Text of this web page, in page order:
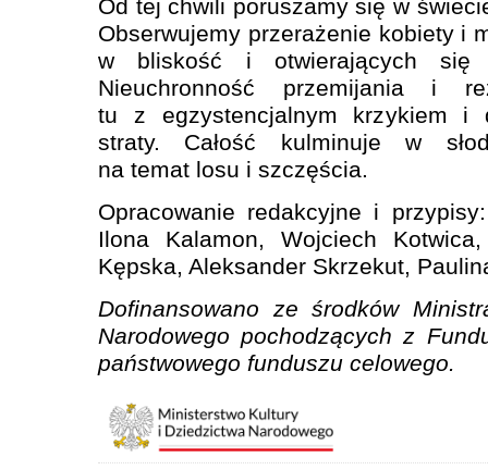
Od tej chwili poruszamy się w
Obserwujemy przerażenie kobiety i
w bliskość i otwierających się
Nieuchronność przemijania i
tu z egzystencjalnym krzykiem i
straty. Całość kulminuje w
na temat losu i szczęścia.
Opracowanie redakcyjne i
Ilona Kalamon, Wojciech
Kępska, Aleksander Skrzekut,
Dofinansowano ze środków
Narodowego pochodzących z
państwowego funduszu celowego.